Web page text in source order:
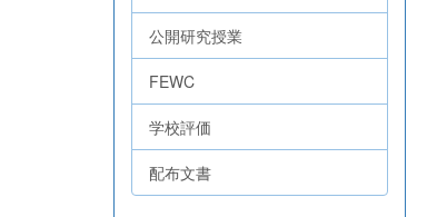
公開研究授業
FEWC
学校評価
配布文書